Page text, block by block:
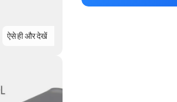
ऐसे ही और देखें